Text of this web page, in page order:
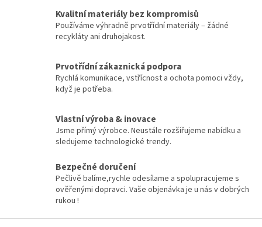
l
á
d
a
í
p
y
v
ý
i
s
u
Kvalitní materiály bez kompromisů
Používáme výhradně prvotřídní materiály – žádné
recykláty ani druhojakost.
Prvotřídní zákaznická podpora
Rychlá komunikace, vstřícnost a ochota pomoci vždy,
když je potřeba.
Vlastní výroba & inovace
Jsme přímý výrobce. Neustále rozšiřujeme nabídku a
sledujeme technologické trendy.
Bezpečné doručení
Pečlivě balíme,rychle odesílame a spolupracujeme s
ověřenými dopravci. Vaše objenávka je u nás v dobrých
rukou !